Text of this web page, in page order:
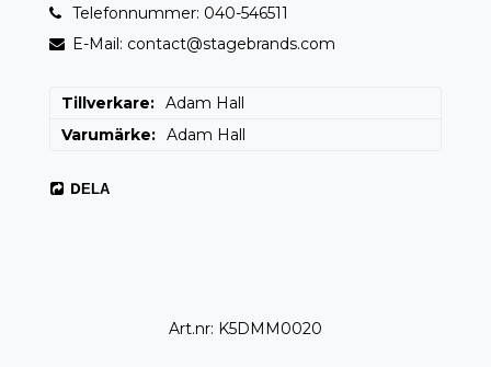
Telefonnummer: 040-546511
E-Mail: contact@stagebrands.com
Tillverkare
Adam Hall
Varumärke
Adam Hall
DELA
Art.nr: K5DMM0020